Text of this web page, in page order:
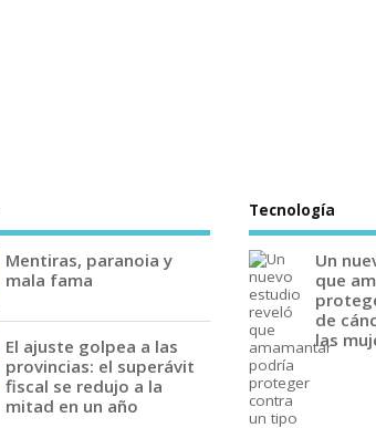
Mentiras, paranoia y
mala fama
El ajuste golpea a las
provincias: el superávit
fiscal se redujo a la
mitad en un año
Tecnología
Un
que
de
las